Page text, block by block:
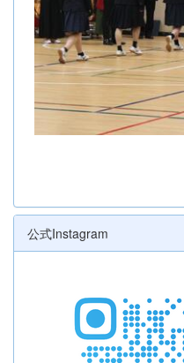
公式Instagram